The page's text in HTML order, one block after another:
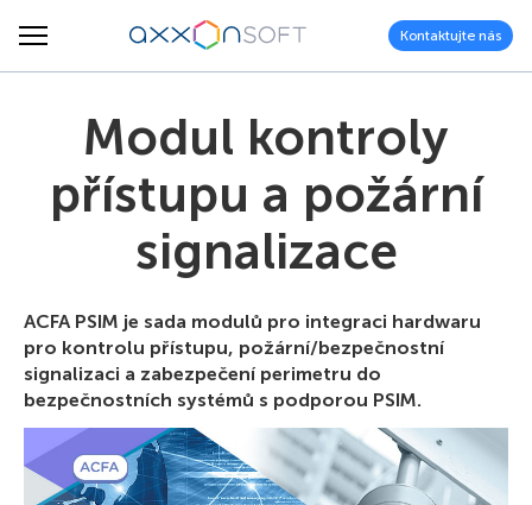
Kontaktujte nás
Modul kontroly
přístupu a požární
signalizace
ACFA PSIM je sada modulů pro integraci hardwaru
pro kontrolu přístupu, požární/bezpečnostní
signalizaci a zabezpečení perimetru do
bezpečnostních systémů s podporou PSIM.